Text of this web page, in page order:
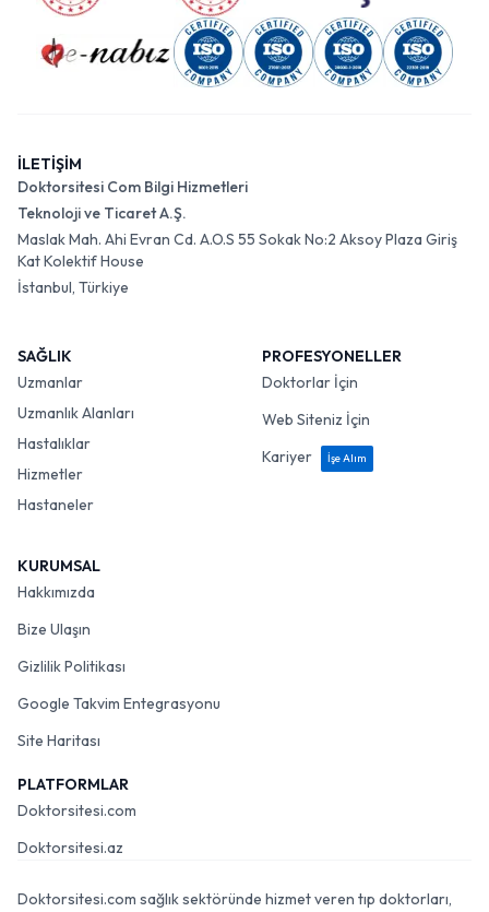
İLETİŞİM
Doktorsitesi Com Bilgi Hizmetleri
Teknoloji ve Ticaret A.Ş.
Maslak Mah. Ahi Evran Cd. A.O.S 55 Sokak No:2 Aksoy Plaza Giriş
Kat Kolektif House
İstanbul, Türkiye
SAĞLIK
Uzmanlar
Uzmanlık Alanları
Hastalıklar
Hizmetler
Hastaneler
PROFESYONELLER
Doktorlar İçin
Web Siteniz İçin
Kariyer
İşe Alım
KURUMSAL
Hakkımızda
Bize Ulaşın
Gizlilik Politikası
Google Takvim Entegrasyonu
Site Haritası
PLATFORMLAR
Doktorsitesi.com
Doktorsitesi.az
Doktorsitesi.com sağlık sektöründe hizmet veren tıp doktorları,